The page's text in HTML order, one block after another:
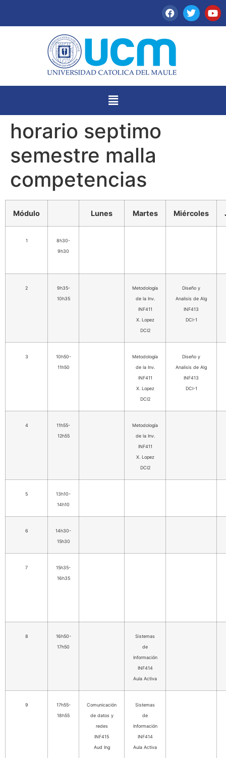
horario septimo
semestre malla
competencias
Módulo Lunes Martes Miércoles
1
8h30-
9h30
2
9h35-
10h35
Metodología
de la Inv.
INF411
X. Lopez
DCI2
Diseño y
Analisis de Alg
INF413
DCI-1
3
10h50-
11h50
Metodología
de la Inv.
INF411
X. Lopez
DCI2
Diseño y
Analisis de Alg
INF413
DCI-1
4
11h55-
12h55
Metodología
de la Inv.
INF411
X. Lopez
DCI2
5
13h10-
14h10
6
14h30-
15h30
7
15h35-
16h35
8
16h50-
17h50
Sistemas
de
Información
INF414
Aula Activa
9
17h55-
18h55
Comunicación
de datos y
redes
INF415
Aud Ing
Sistemas
de
Información
INF414
Aula Activa